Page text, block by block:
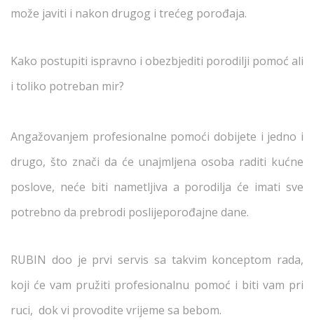
može javiti i nakon drugog i trećeg porođaja.
Kako postupiti ispravno i obezbjediti porodilji pomoć ali
i toliko potreban mir?
Angažovanjem profesionalne pomoći dobijete i jedno i
drugo, što znači da će unajmljena osoba raditi kućne
poslove, neće biti nametljiva a porodilja će imati sve
potrebno da prebrodi poslijeporođajne dane.
RUBIN doo je prvi servis sa takvim konceptom rada,
koji će vam pružiti profesionalnu pomoć i biti vam pri
ruci, dok vi provodite vrijeme sa bebom.